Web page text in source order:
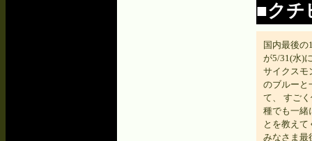
■クチ
国内最後
が5/31(水)
サイクスモ
のブルーと
て、 すご
種でも一緒
とを教え
みなさま最